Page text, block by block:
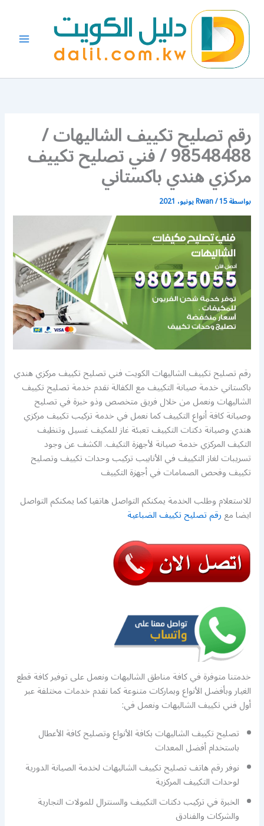
المحتوى
رقم تصليح تكييف الشاليهات /
98548488 / فني تصليح تكييف
مركزي هندي باكستاني
بواسطة Rwan/15 يونيو، 2021
رقم تصليح تكييف الشاليهات الكويت فني تصليح تكييف مركزي هندي
باكستاني خدمة صيانة التكييف مع الكفالة نقدم خدمة تصليح تكييف
الشاليهات ونعمل من خلال فريق متخصص وذو خبرة في تصليح
وصيانة كافة أنواع التكييف كما نعمل في خدمة تركيب تكييف مركزي
هندي وصيانة دكتات التكييف تعبئة غاز للمكيف غسيل وتنظيف
التكيف المركزي خدمة صيانة لأجهزة التكيف. الكشف عن وجود
تسريبات لغاز التكييف في الأنابيب تركيب وحدات تكييف وتصليح
تكييف وفحص الصمامات في أجهزة التكييف
للاستعلام وطلب الخدمة يمكنكم التواصل هاتفيا كما يمكنكم التواصل
ايضا معرقم تصليح تكييف الضباعية
خدمتنا متوفرة في كافة مناطق الشاليهات ونعمل على توفير كافة قطع
الغيار وبأفضل الأنواع وبماركات متنوعة كما نقدم خدمات مختلفة عبر
أول فني تكييف الشاليهات ونعمل في:
تصليح تكييف الشاليهات بكافة الأنواع وتصليح كافة الأعطال
باستخدام أفضل المعدات
نوفر رقم هاتف تصليح تكييف الشاليهات لخدمة الصيانة الدورية
لوحدات التكييف المركزية
الخبرة في تركيب دكتات التكييف والسنترال للمولات التجارية
والشركات والفنادق